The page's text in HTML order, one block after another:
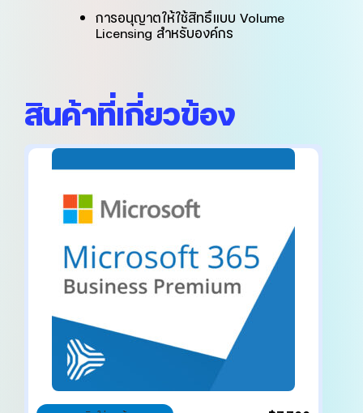
การอนุญาตให้ใช้สิทธิ์แบบ Volume
Licensing สำหรับองค์กร
สินค้าที่เกี่ยวข้อง